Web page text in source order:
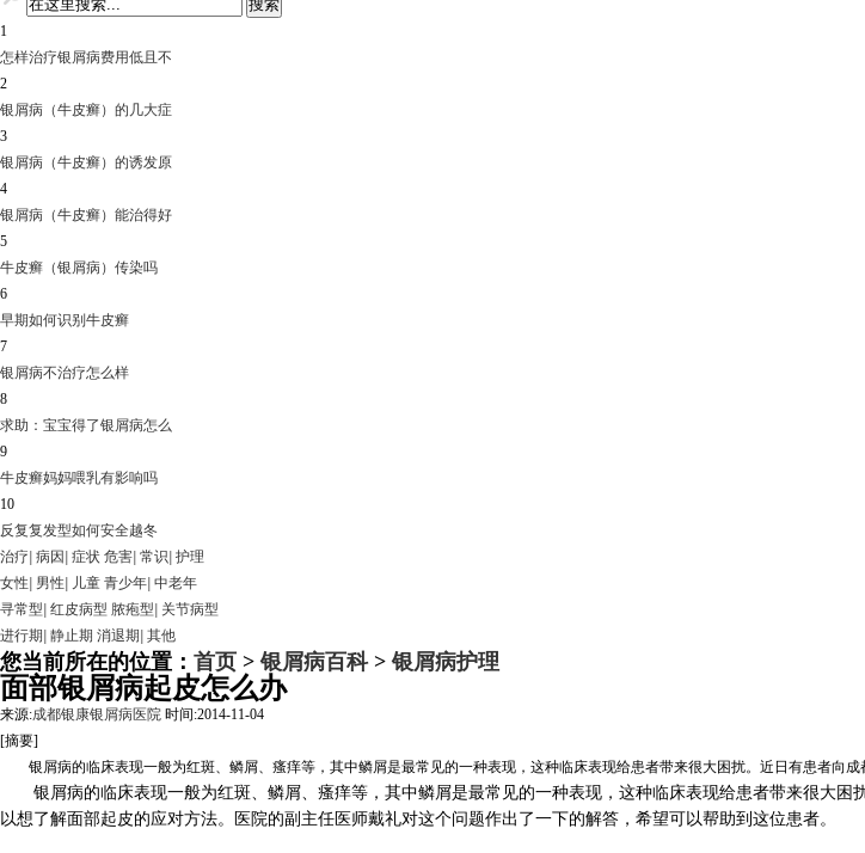
1
怎样治疗银屑病费用低且不
2
银屑病（牛皮癣）的几大症
3
银屑病（牛皮癣）的诱发原
4
银屑病（牛皮癣）能治得好
5
牛皮癣（银屑病）传染吗
6
早期如何识别牛皮癣
7
银屑病不治疗怎么样
8
求助：宝宝得了银屑病怎么
9
牛皮癣妈妈喂乳有影响吗
10
反复复发型如何安全越冬
治疗 病因 症状 危害 常识 护理
女性 男性 儿童 青少年 中老年
寻常型 红皮病型 脓疱型 关节病型
进行期 静止期 消退期 其他
您当前所在的位置： 首页 >银屑病百科>银屑病护理
面部银屑病起皮怎么办
来源:成都银康银屑病医院 时间:2014-11-04
[摘要]
银屑病的临床表现一般为红斑、鳞屑、瘙痒等，其中鳞屑是最常见的一种表现，这种临床表现给患者带来很大困扰。近日有患者向成
银屑病的临床表现一般为红斑、鳞屑、瘙痒等，其中鳞屑是最常见的一种表现，这种临床表现给患者带来很大困
以想了解面部起皮的应对方法。医院的副主任医师戴礼对这个问题作出了一下的解答，希望可以帮助到这位患者。